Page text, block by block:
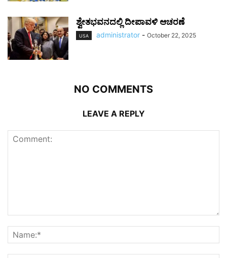
ಶ್ವೇತಭವನದಲ್ಲಿ ದೀಪಾವಳಿ ಆಚರಣೆ
USA administrator - October 22, 2025
NO COMMENTS
LEAVE A REPLY